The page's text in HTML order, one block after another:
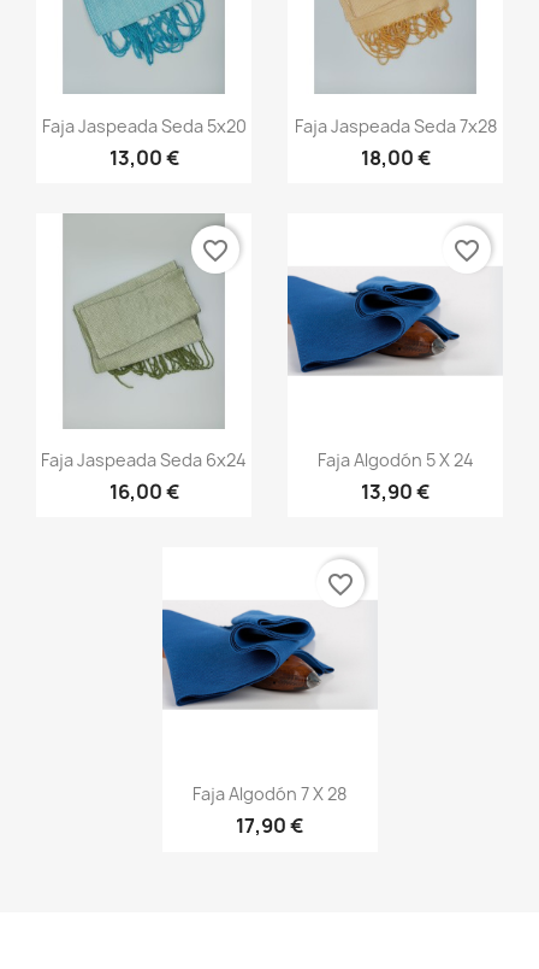
Vista rápida
+13
Faja Jaspeada Seda 5x20
13,00 €
Vista rápida
+13
Faja Jaspeada Seda 7x28
18,00 €
Vista rápida
+13
Faja Jaspeada Seda 6x24
16,00 €
favorite_border
 Vista rápida
+20
Faja Algodón 5 X 24
13,90 €
favorite_border
Vista rápida
+20
Faja Algodón 7 X 28
17,90 €
favorite_border